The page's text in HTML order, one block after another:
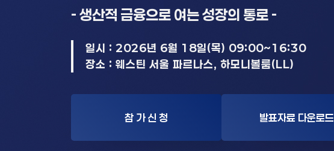
- 생산적 금융으로 여는 성장의 통로 -
일시 : 2026년 6월 18일(목) 09:00~16:30
장소 : 웨스틴 서울 파르나스, 하모니볼룸(LL)
참 가 신 청 발표자료 다운로드